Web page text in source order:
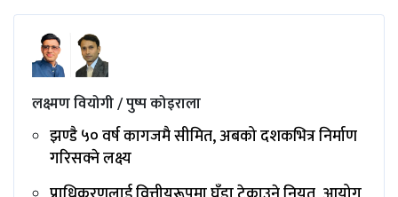
लक्ष्मण वियोगी / पुष्प कोइराला
झण्डै ५० वर्ष कागजमै सीमित, अबको दशकभित्र निर्माण
गरिसक्ने लक्ष्य